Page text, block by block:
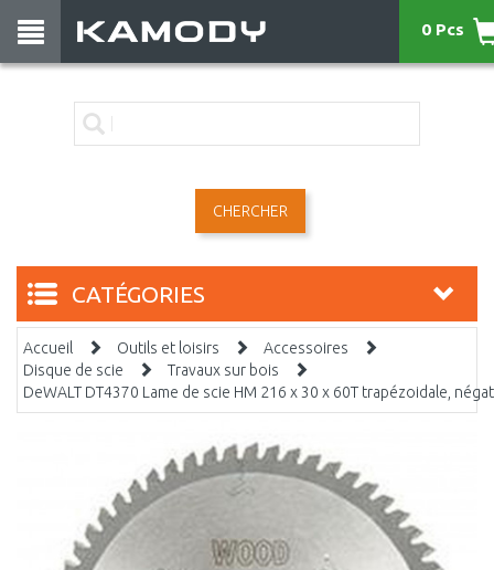
CHERCHER
0 Pcs
CATÉGORIES
Accueil Outils et loisirs
Accessoires
Disque de scie
Travaux sur bois
DeWALT DT4370 Lame de scie HM 216 x 30 x 60T trapézoidale,